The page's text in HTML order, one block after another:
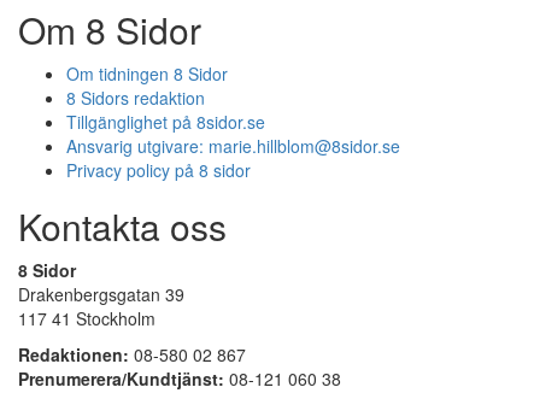
Om 8 Sidor
Om tidningen 8 Sidor
8 Sidors redaktion
Tillgänglighet på 8sidor.se
Ansvarig utgivare: marie.hillblom@8sidor.se
Privacy policy på 8 sidor
Kontakta oss
8 Sidor
Drakenbergsgatan 39
117 41 Stockholm
Redaktionen: 08-580 02 867
Prenumerera/Kundtjänst: 08-121 060 38